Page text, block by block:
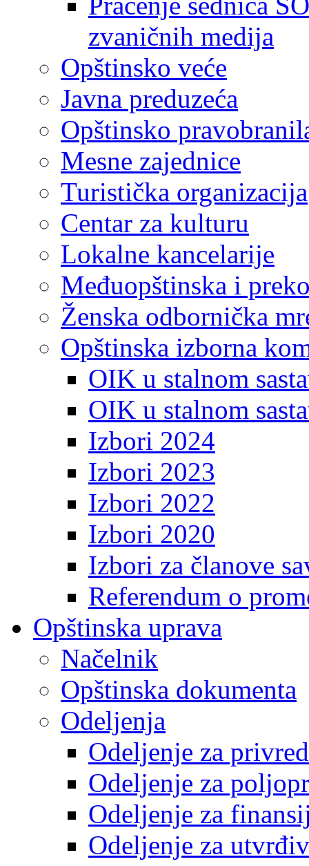
zvaničnih medija
Opštinsko veće
Javna preduzeća
Opštinsko
Mesne zajednice
Turistička organizacija
Centar za kulturu
Lokalne kancelarije
Međuopštinska i
Ženska odbornička
Opštinska izborna
OIK u stalnom
OIK u stalnom
Izbori 2024
Izbori 2023
Izbori 2022
Izbori 2020
Izbori za članove
Referendum o
Opštinska uprava
Načelnik
Opštinska dokumenta
Odeljenja
Odeljenje za
Odeljenje za
Odeljenje za
Odeljenje za